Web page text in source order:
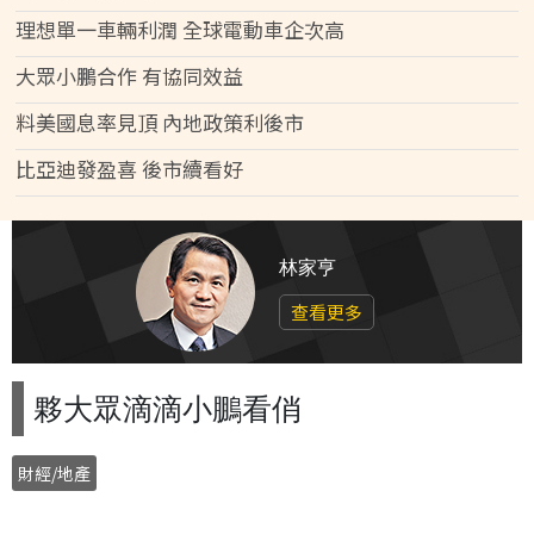
理想單一車輛利潤 全球電動車企次高
大眾小鵬合作 有協同效益
料美國息率見頂 內地政策利後市
比亞迪發盈喜 後市續看好
林家亨
查看更多
夥大眾滴滴小鵬看俏
財經/地產